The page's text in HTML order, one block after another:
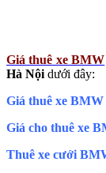
Giá thuê xe BMW
Hà Nội dưới đây:
Giá thuê xe
Giá cho thuê xe
Thuê xe cưới